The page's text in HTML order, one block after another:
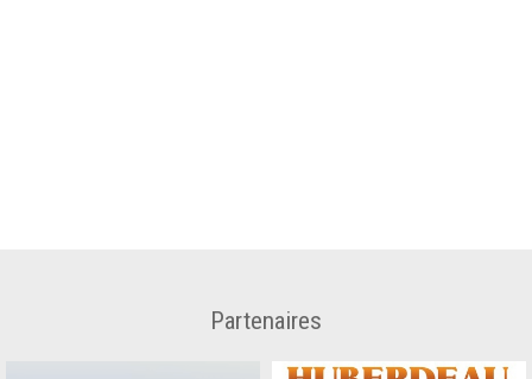
Partenaires